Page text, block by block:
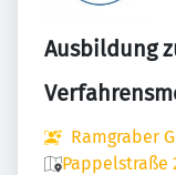
Ausbildung
Ramgraber
Pappelstraße